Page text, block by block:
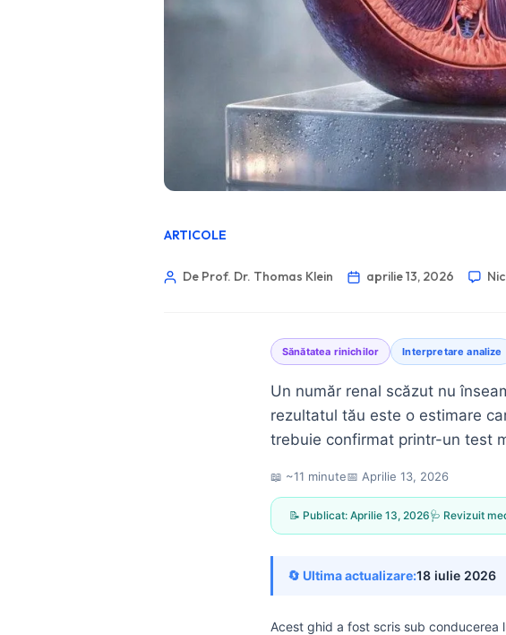
ARTICOLE
De Prof. Dr. Thomas Klein aprilie 13, 2026
Sănătatea rinichilor Interpretare analize
Un număr renal scăzut nu
rezultatul tău este o estimare
trebuie confirmat printr-un test
📖 ~11 minute📅 Aprilie 13, 2026
📝 Publicat: Aprilie 13, 2026🩺 Revizuit
🔄 Ultima actualizare:18 iulie 2026
Acest ghid a fost scris sub conducerea